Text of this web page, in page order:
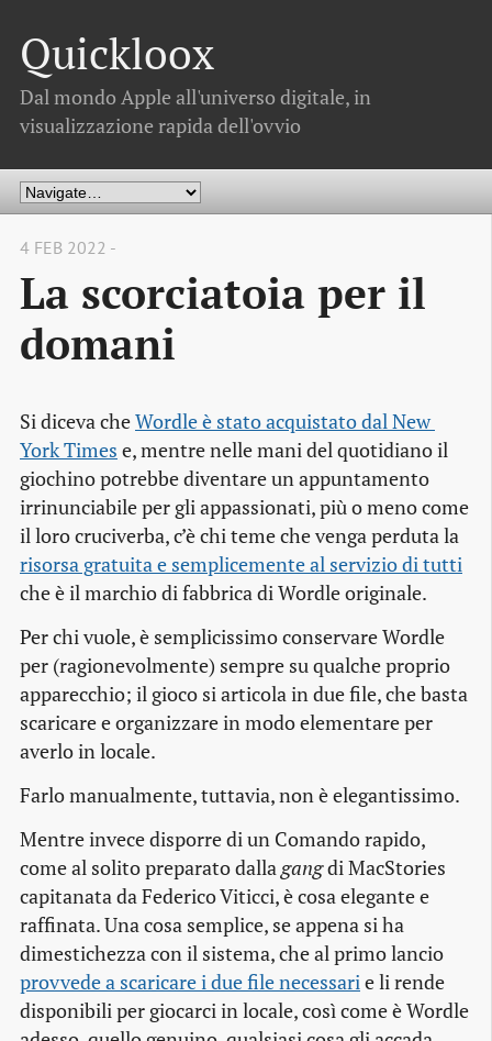
Quickloox
Dal mondo Apple all'universo digitale, in
visualizzazione rapida dell'ovvio
4 FEB 2022 -
La scorciatoia per il
domani
Si diceva cheWordle è stato acquistato dal New
York Times e, mentre nelle mani del quotidiano il
giochino potrebbe diventare un appuntamento
irrinunciabile per gli appassionati, più o meno come
il loro cruciverba, c’è chi teme che venga perduta la
risorsa gratuita e semplicemente al servizio di tutti
che è il marchio di fabbrica di Wordle originale.
Per chi vuole, è semplicissimo conservare Wordle
per (ragionevolmente) sempre su qualche proprio
apparecchio; il gioco si articola in due file, che basta
scaricare e organizzare in modo elementare per
averlo in locale.
Farlo manualmente, tuttavia, non è elegantissimo.
Mentre invece disporre di un Comando rapido,
come al solito preparato dallagangdi MacStories
capitanata da Federico Viticci, è cosa elegante e
raffinata. Una cosa semplice, se appena si ha
dimestichezza con il sistema, che al primo lancio
provvede a scaricare i due file necessarie li rende
disponibili per giocarci in locale, così come è Wordle